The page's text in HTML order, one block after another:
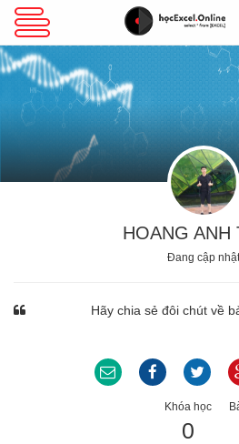
VBA Excel
Excel Cơ Bản
Excel Nâng Cao
HOANG ANH
Đang cập nhật
Hãy chia sẻ đôi chút về
Khóa học
0